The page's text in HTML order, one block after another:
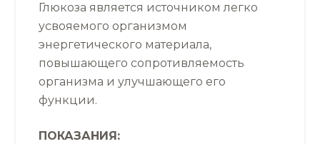
Глюкоза является источником легко
усвояемого организмом
энергетического материала,
повышающего сопротивляемость
организма и улучшающего его
функции.
ПОКАЗАНИЯ: